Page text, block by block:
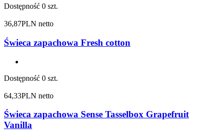
Dostępność 0 szt.
36,87PLN netto
Świeca zapachowa Fresh cotton
Dostępność 0 szt.
64,33PLN netto
Świeca zapachowa Sense Tasselbox Grapefruit
Vanilla